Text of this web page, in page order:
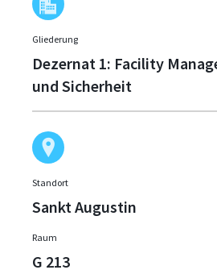
Gliederung
Dezernat 1: Facility
und Sicherheit
Standort
Sankt Augustin
Raum
G 213